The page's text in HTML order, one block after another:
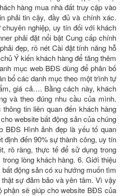
hàng mua nhà đất truy cập vào
phải tin cậy, đầy đủ và chính xác.
nghiệp, uy tín đối với khách
phải đặt nổi bật Cung cấp chính
đẹp, rõ nét Cài đặt tính năng hỗ
Ý kiến khách hàng để tăng thêm
mục web BĐS dùng để phân bố
bổ các danh mục theo một trình tự
giá cả…. Bằng cách này, khách
và theo đúng nhu cầu của mình.
tin liên quan đến khách hàng
website bất động sản của chúng
BĐS Hình ảnh đẹp là yếu tố quan
định đến 90% sự thành công, uy tín
rõ ràng, thực tế để sử dụng trong
lòng khách hàng. 6. Giới thiệu
động sản có xu hướng muốn tìm
sự đảm bảo và yên tâm. Vì vậy
sẽ giúp cho website BĐS của